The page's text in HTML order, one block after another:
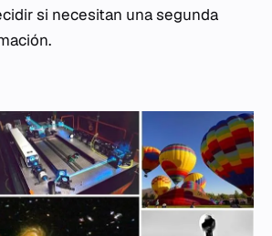
si necesitan una segunda